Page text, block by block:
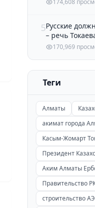
5Русские
– речь
Казнета
170,969
Теги
Алматы
акимат города
Касым-Жомарт
Президент
Аким Алматы
Правительство
строительство